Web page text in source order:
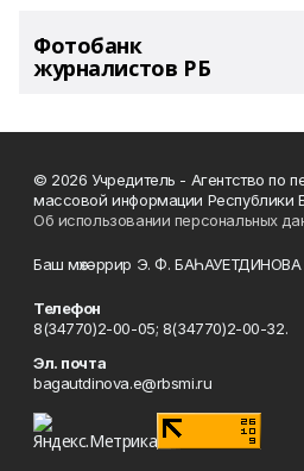
Фотобанк
журналистов РБ
© 2026 Учредитель - Агентство по
массовой информации Республики
Об использовании персональных
Баш мөхәррир Э. Ф. БАҺАУЕТДИНОВА
Телефон
8(34770)2-00-05; 8(34770)2-00-32.
Эл. почта
bagautdinova.e@rbsmi.ru